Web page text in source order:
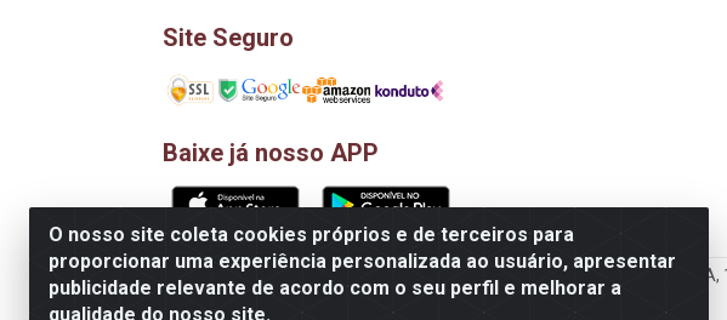
O nosso site coleta cookies próprios e de terceiros para
proporcionar uma experiência personalizada ao usuário, apresentar
publicidade relevante de acordo com o seu perfil e melhorar a
qualidade do nosso site.
Site Seguro
Baixe já nosso APP
D&A Decoração e Ambientação LTDA - Rua Riachão, 807 – 3A, 4A,